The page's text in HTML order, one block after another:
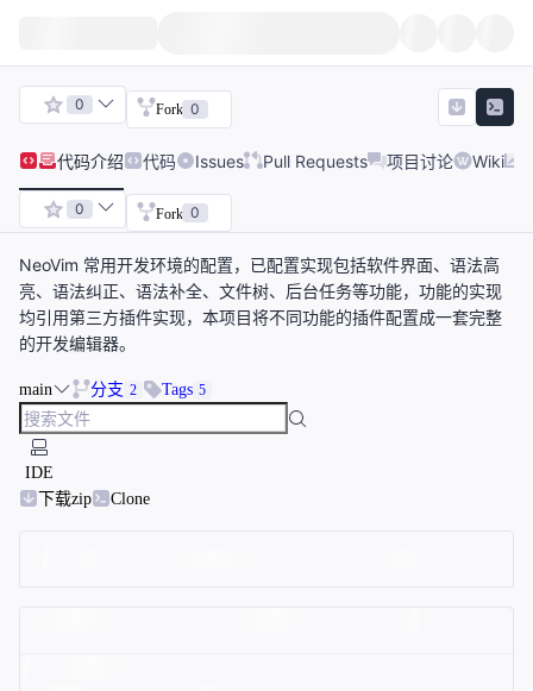
0 Fork 0
代码介绍 代码 Issues Pull Requests 项目讨论 Wiki
0 Fork 0
NeoVim 常用开发环境的配置，已配置实现包括软件界面、语法高
亮、语法纠正、语法补全、文件树、后台任务等功能，功能的实现
均引用第三方插件实现，本项目将不同功能的插件配置成一套完整
的开发编辑器。
main 分支 2 Tags 5
IDE
下载zip
Clone